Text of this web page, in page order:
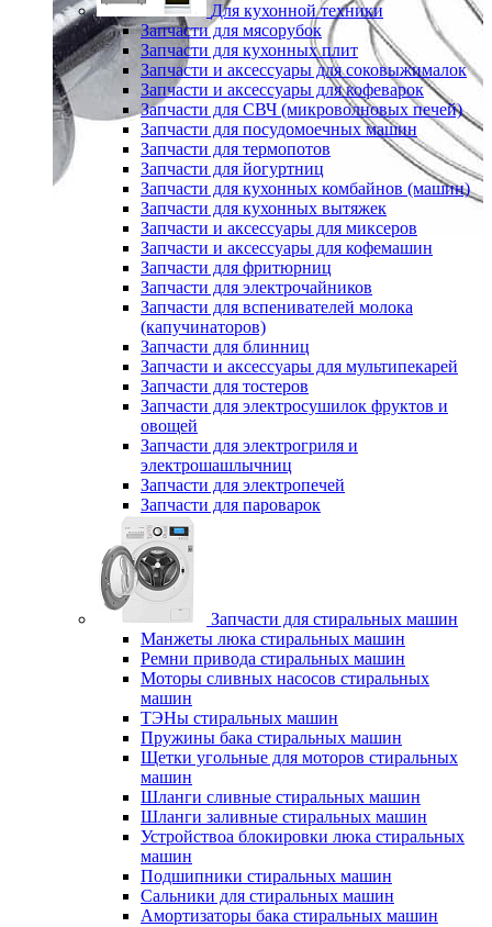
Для кухонной техники
Запчасти для мясорубок
Запчасти для кухонных плит
Запчасти и аксессуары для соковыжималок
Запчасти и аксессуары для кофеварок
Запчасти для СВЧ (микроволновых печей)
Запчасти для посудомоечных машин
Запчасти для термопотов
Запчасти для йогуртниц
Запчасти для кухонных комбайнов (машин)
Запчасти для кухонных вытяжек
Запчасти и аксессуары для миксеров
Запчасти и аксессуары для кофемашин
Запчасти для фритюрниц
Запчасти для электрочайников
Запчасти для вспенивателей молока
(капучинаторов)
Запчасти для блинниц
Запчасти и аксессуары для мультипекарей
Запчасти для тостеров
Запчасти для электросушилок фруктов и
овощей
Запчасти для электрогриля и
электрошашлычниц
Запчасти для электропечей
Запчасти для пароварок
Запчасти для стиральных машин
Манжеты люка стиральных машин
Ремни привода стиральных машин
Моторы сливных насосов стиральных
машин
ТЭНы стиральных машин
Пружины бака стиральных машин
Щетки угольные для моторов стиральных
машин
Шланги сливные стиральных машин
Шланги заливные стиральных машин
Устройствоа блокировки люка стиральных
машин
Подшипники стиральных машин
Сальники для стиральных машин
Амортизаторы бака стиральных машин